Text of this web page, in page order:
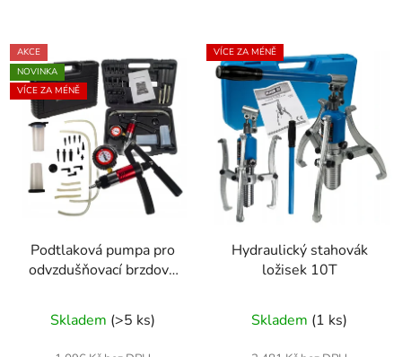
AKCE
NOVINKA
VÍCE ZA MÉNĚ
Podtlaková pumpa pro
odvzdušňovací brzdové
hodnocení
Skladem (>5 ks)
VÍCE ZA MÉNĚ
Hydraulický stahovák
ložisek 10T
Skladem (1 ks)